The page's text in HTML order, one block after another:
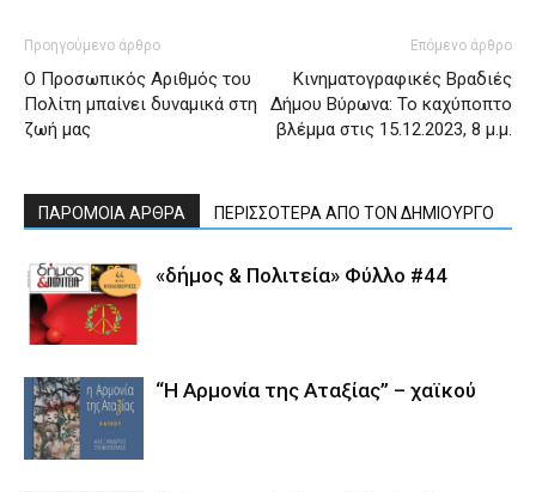
Προηγούμενο άρθρο
Ο Προσωπικός Αριθμός του
Πολίτη μπαίνει δυναμικά στη
ζωή μας
Επόμενο άρθρο
Κινηματογραφικές Βραδιές
Δήμου Βύρωνα: Το καχύποπτο
βλέμμα στις 15.12.2023, 8 μ.μ.
ΠΑΡΟΜΟΙΑ ΑΡΘΡΑ ΠΕΡΙΣΣΟΤΕΡΑ ΑΠΟ ΤΟΝ ΔΗΜΙΟΥΡΓΟ
«δήμος & Πολιτεία» Φύλλο #44
“Η Αρμονία της Αταξίας” – χαϊκού